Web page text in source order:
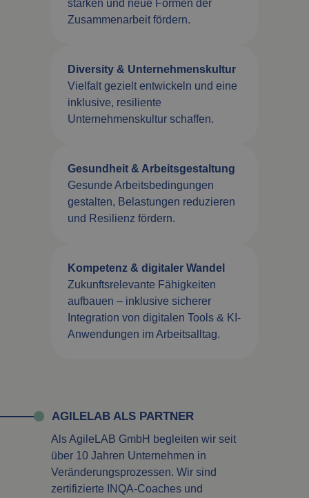
stärken und neue Formen der
Zusammenarbeit fördern.
Diversity & Unternehmenskultur
Vielfalt gezielt entwickeln und eine
inklusive, resiliente
Unternehmenskultur schaffen.
Gesundheit & Arbeitsgestaltung
Gesunde Arbeitsbedingungen
gestalten, Belastungen reduzieren
und Resilienz fördern.
Kompetenz & digitaler Wandel
Zukunftsrelevante Fähigkeiten
aufbauen – inklusive sicherer
Integration von digitalen Tools & KI-
Anwendungen im Arbeitsalltag.
AGILELAB ALS PARTNER
Als AgileLAB GmbH begleiten wir seit
über 10 Jahren Unternehmen in
Veränderungsprozessen. Wir sind
zertifizierte INQA-Coaches und